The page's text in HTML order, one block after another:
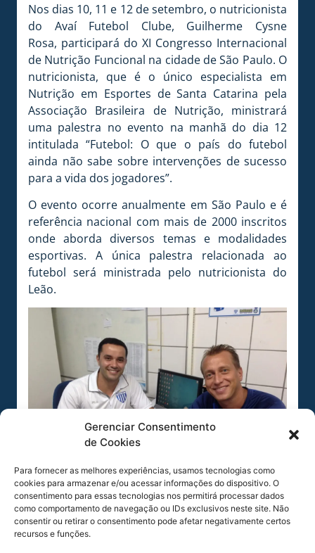
Gerenciar Consentimento
de Cookies
Para fornecer as melhores experiências, usamos tecnologias como
cookies para armazenar e/ou acessar informações do dispositivo. O
consentimento para essas tecnologias nos permitirá processar dados
como comportamento de navegação ou IDs exclusivos neste site. Não
consentir ou retirar o consentimento pode afetar negativamente certos
recursos e funções.
Nos dias 10, 11 e 12 de setembro, o nutricionista
do Avaí Futebol Clube, Guilherme Cysne
Rosa, participará do XI Congresso Internacional
de Nutrição Funcional na cidade de São Paulo. O
nutricionista, que é o único especialista em
Nutrição em Esportes de Santa Catarina pela
Associação Brasileira de Nutrição, ministrará
uma palestra no evento na manhã do dia 12
intitulada “Futebol: O que o país do futebol
ainda não sabe sobre intervenções de sucesso
para a vida dos jogadores”.
O evento ocorre anualmente em São Paulo e é
referência nacional com mais de 2000 inscritos
onde aborda diversos temas e modalidades
esportivas. A única palestra relacionada ao
futebol será ministrada pelo nutricionista do
Leão.
COMPARTILHE ESSA NOTÍCIA